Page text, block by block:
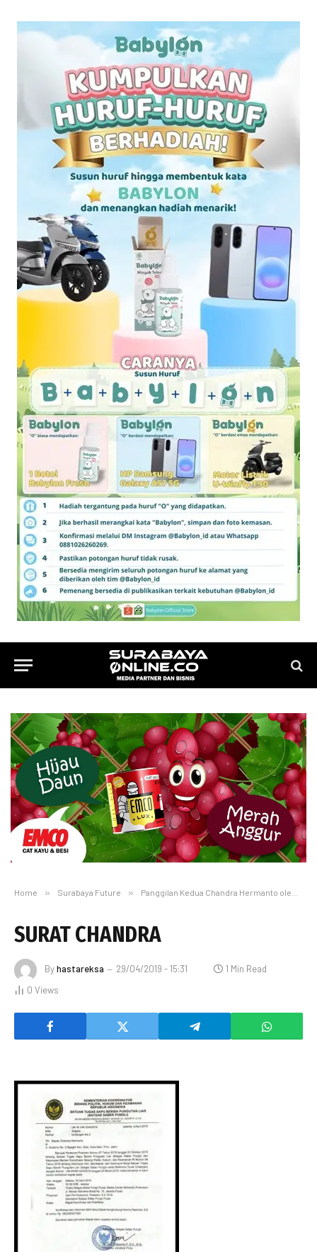
Home » Surabaya Future » Panggilan Kedua Chandra Hermanto oleh Satgas Saber Pungli Pusat Kemenko Polhukam
SURAT CHANDRA
Byhastareksa 29/04/2019 - 15:31
1 Min Read
0 Views